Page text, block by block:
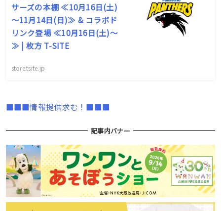
サーズの本棚 ≪10月16日(土)
～11月14日(日)≫ & コラボド
リンク登場 ≪10月16日(土)～
≫ | 枚方 T-SITE
store.tsite.jp
■■■情報提供求む！■■■
記事内バナー